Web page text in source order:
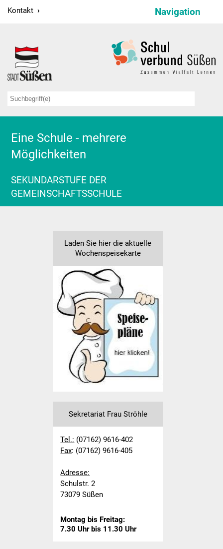
Kontakt Navigation
Schulleitung
Projekte
First Lego League
Termine
Ferienplan
Schulordnung /
Handyregelung
Elternbeirat
Förderverein
Verwaltung
Aktuelles
Eine Schule - mehrere
Möglichkeiten
SEKUNDARSTUFE DER
GEMEINSCHAFTSSCHULE
Laden Sie hier die aktuelle
Wochenspeisekarte
Sekretariat Frau Ströhle
Tel.: (07162) 9616-402
Fax: (07162) 9616-405
Adresse:
Schulstr. 2
73079 Süßen
Montag bis Freitag:
7.30 Uhr bis 11.30 Uhr